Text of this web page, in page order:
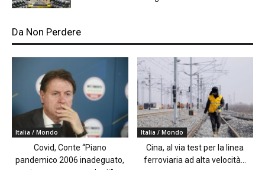
Da Non Perdere
Italia / Mondo
Covid, Conte “Piano
pandemico 2006 inadeguato,
Italia / Mondo
Cina, al via test per la linea
ferroviaria ad alta velocità...